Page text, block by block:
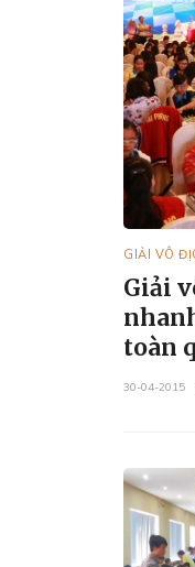
GIẢI VÔ
Giải
toàn
năm
30-04-2015